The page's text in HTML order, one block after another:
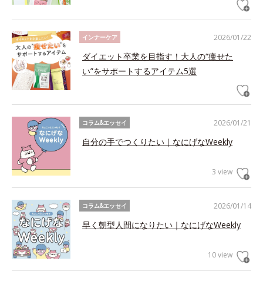
2026/01/22
インナーケア
ダイエット卒業を目指す！大人の“痩せた
い”をサポートするアイテム5選
2026/01/21
コラム&エッセイ
自分の手でつくりたい｜なにげなWeekly
3 view
2026/01/14
コラム&エッセイ
早く朝型人間になりたい｜なにげなWeekly
10 view